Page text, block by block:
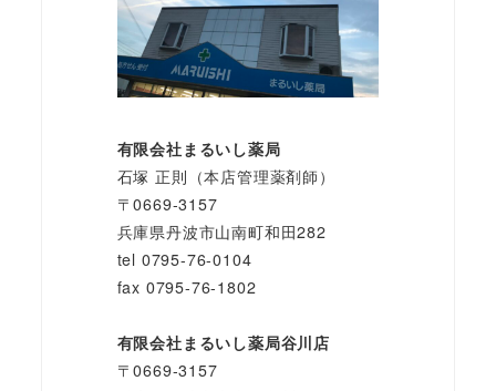
有限会社まるいし薬局
石塚 正則（本店管理薬剤師）
〒0669-3157
兵庫県丹波市山南町和田282
tel 0795-76-0104
fax 0795-76-1802
有限会社まるいし薬局谷川店
〒0669-3157